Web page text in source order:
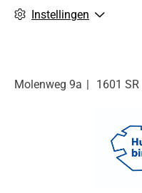
Instellingen
Molenweg 9a 1601 SR